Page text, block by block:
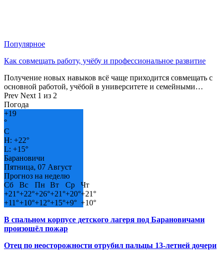
Популярное
Как совмещать работу, учёбу и профессиональное развитие
Получение новых навыков всё чаще приходится совмещать с
основной работой, учёбой в университете и семейными…
Prev Next 1 из 2
Погода
+19
°
C
H: +22°
L: +15°
Барановичи
Пятница, 07 Август
Прогноз на неделю
Сб
Вс Пн Вт Ср
Чт
+21°+22°+26°+21°+20°+21°
+11°+10°+12°+15°+9° +10°
В спальном корпусе детского лагеря под Барановичами
произошёл пожар
Отец по неосторожности отрубил пальцы 13-летней дочери